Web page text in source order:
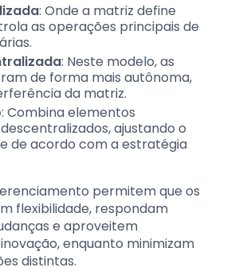
: Onde a matriz define
as operações principais de
: Neste modelo, as
de forma mais autônoma,
da matriz.
: Combina elementos
ajustando o
de acordo com a estratégia
permitem que os
flexibilidade, respondam
e aproveitem
enquanto minimizam
distintas.